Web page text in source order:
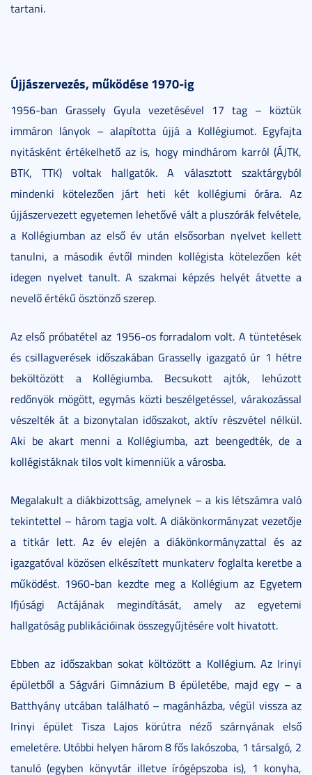
tartani.
Újjászervezés, működése 1970-ig
1956-ban Grassely Gyula vezetésével 17 tag – köztük
immáron lányok – alapította újjá a Kollégiumot. Egyfajta
nyitásként értékelhető az is, hogy mindhárom karról (ÁJTK,
BTK, TTK) voltak hallgatók. A választott szaktárgyból
mindenki kötelezően járt heti két kollégiumi órára. Az
újjászervezett egyetemen lehetővé vált a pluszórák felvétele,
a Kollégiumban az első év után elsősorban nyelvet kellett
tanulni, a második évtől minden kollégista kötelezően két
idegen nyelvet tanult. A szakmai képzés helyét átvette a
nevelő értékű ösztönző szerep.
Az első próbatétel az 1956-os forradalom volt. A tüntetések
és csillagverések időszakában Grasselly igazgató úr 1 hétre
beköltözött a Kollégiumba. Becsukott ajtók, lehúzott
redőnyök mögött, egymás közti beszélgetéssel, várakozással
vészelték át a bizonytalan időszakot, aktív részvétel nélkül.
Aki be akart menni a Kollégiumba, azt beengedték, de a
kollégistáknak tilos volt kimenniük a városba.
Megalakult a diákbizottság, amelynek – a kis létszámra való
tekintettel – három tagja volt. A diákönkormányzat vezetője
a titkár lett. Az év elején a diákönkormányzattal és az
igazgatóval közösen elkészített munkaterv foglalta keretbe a
működést. 1960-ban kezdte meg a Kollégium az Egyetem
Ifjúsági Actájának megindítását, amely az egyetemi
hallgatóság publikációinak összegyűjtésére volt hivatott.
Ebben az időszakban sokat költözött a Kollégium. Az Irinyi
épületből a Ságvári Gimnázium B épületébe, majd egy – a
Batthyány utcában található – magánházba, végül vissza az
Irinyi épület Tisza Lajos körútra néző szárnyának első
emeletére. Utóbbi helyen három 8 fős lakószoba, 1 társalgó, 2
tanuló (egyben könyvtár illetve írógépszoba is), 1 konyha,